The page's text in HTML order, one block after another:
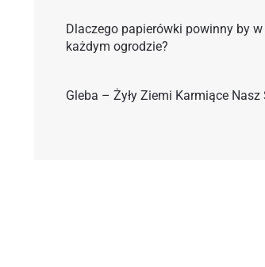
Dlaczego papierówki powinny by w
każdym ogrodzie?
Gleba – Żyły Ziemi Karmiące Nasz